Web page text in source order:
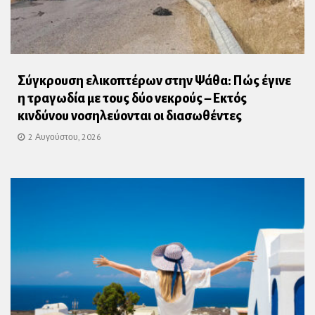
Σύγκρουση ελικοπτέρων στην Ψάθα: Πώς έγινε
η τραγωδία με τους δύο νεκρούς – Εκτός
κινδύνου νοσηλεύονται οι διασωθέντες
2 Αυγούστου, 2026